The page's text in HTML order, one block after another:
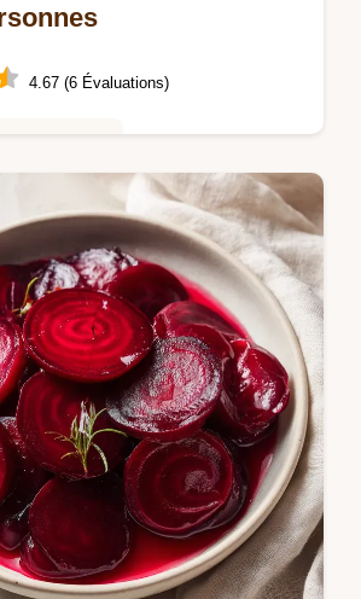
4.67 (6 Évaluations)
recette de moussaka
2 : un plat grec
et riche. Guide étape
réussir sa béchamel maison.